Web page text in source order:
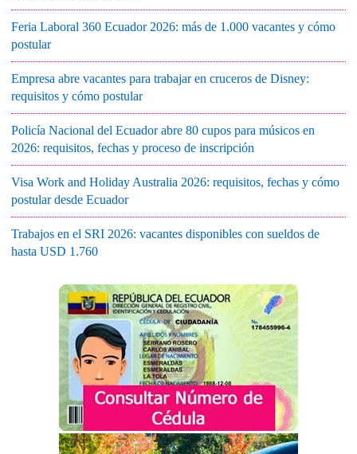
Feria Laboral 360 Ecuador 2026: más de 1.000 vacantes y cómo
postular
Empresa abre vacantes para trabajar en cruceros de Disney:
requisitos y cómo postular
Policía Nacional del Ecuador abre 80 cupos para músicos en
2026: requisitos, fechas y proceso de inscripción
Visa Work and Holiday Australia 2026: requisitos, fechas y cómo
postular desde Ecuador
Trabajos en el SRI 2026: vacantes disponibles con sueldos de
hasta USD 1.760